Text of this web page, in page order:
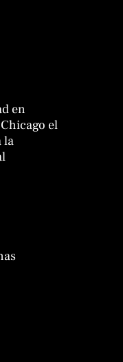
en
el
la